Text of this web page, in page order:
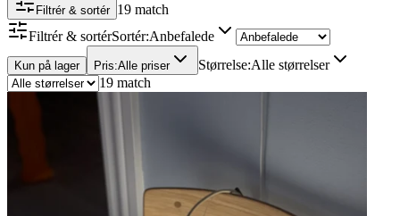
Filtrér & sortér 19 match
Filtrér & sortérSortér:Anbefalede
Kun på lager Pris:Alle priser Størrelse:Alle størrelser
19 match